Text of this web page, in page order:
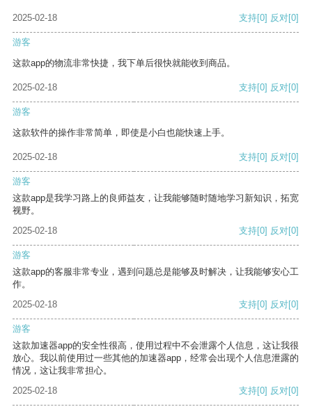
2025-02-18 支持[0] 反对[0]
游客
这款app的物流非常快捷，我下单后很快就能收到商品。
2025-02-18 支持[0] 反对[0]
游客
这款软件的操作非常简单，即使是小白也能快速上手。
2025-02-18 支持[0] 反对[0]
游客
这款app是我学习路上的良师益友，让我能够随时随地学习新知识，拓宽
视野。
2025-02-18
支持[0] 反对[0]
游客
这款app的客服非常专业，遇到问题总是能够及时解决，让我能够安心工
作。
2025-02-18
支持[0] 反对[0]
游客
这款加速器app的安全性很高，使用过程中不会泄露个人信息，这让我很
放心。我以前使用过一些其他的加速器app，经常会出现个人信息泄露的
情况，这让我非常担心。
2025-02-18
支持[0] 反对[0]